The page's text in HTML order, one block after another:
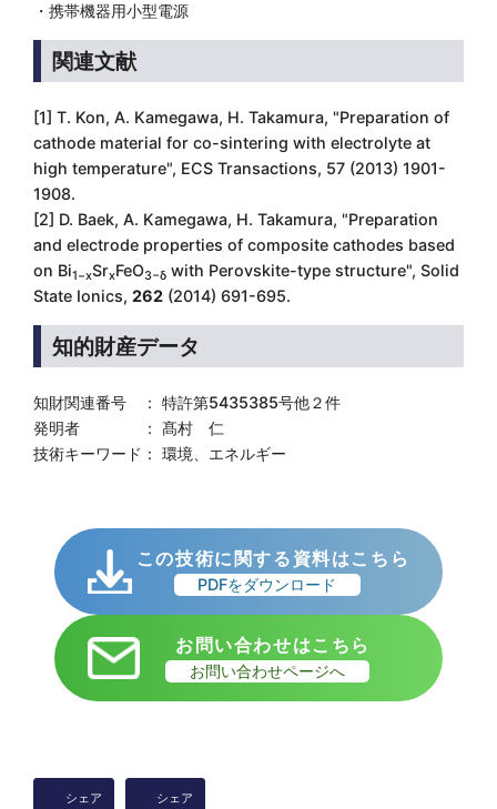
・携帯機器用小型電源
関連文献
[1] T. Kon, A. Kamegawa, H. Takamura, "Preparation of
cathode material for co-sintering with electrolyte at
high temperature", ECS Transactions, 57 (2013) 1901-
1908.
[2] D. Baek, A. Kamegawa, H. Takamura, "Preparation
and electrode properties of composite cathodes based
on Bi1−xSrxFeO3−δ with Perovskite-type structure", Solid
State Ionics, 262 (2014) 691-695.
知的財産データ
知財関連番号 ： 特許第5435385号他２件
発明者 ： 髙村 仁
技術キーワード： 環境、エネルギー
この技術に関する資料はこちら
PDFをダウンロード
お問い合わせはこちら
お問い合わせページへ
シェア シェア